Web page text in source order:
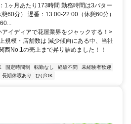
1ヶ月あたり173時間 勤務時間は3パター
60分） 遅番：13:00-22:00（休憩60分）
イディアで花屋業界をジャックする！>
規模・店舗数は 減少傾向にある中、当社
西No.1の売上まで昇り詰めました！！
固定時間制 転勤なし 経験不問
未経験者歓迎
長期休暇あり ひげOK